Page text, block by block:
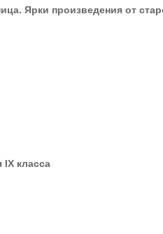
Ярки произведения от
IX класса